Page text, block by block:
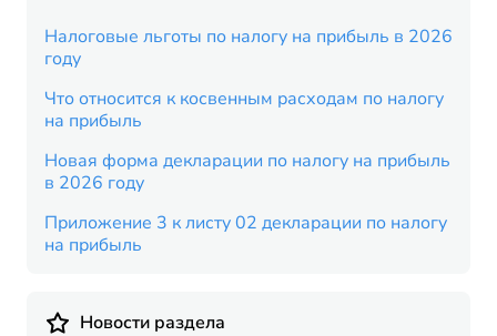
Налоговые льготы по налогу на прибыль в 2026
году
Что относится к косвенным расходам по налогу
на прибыль
Новая форма декларации по налогу на прибыль
в 2026 году
Приложение 3 к листу 02 декларации по налогу
на прибыль
Новости раздела